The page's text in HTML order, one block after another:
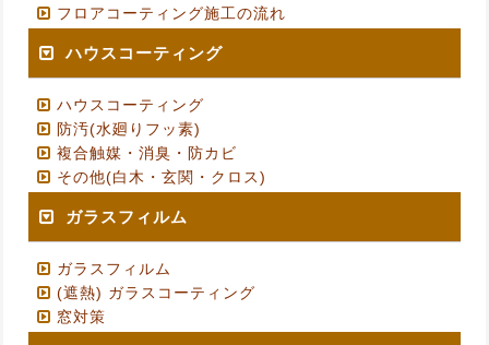
フロアコーティング施工の流れ
ハウスコーティング
ハウスコーティング
防汚(水廻りフッ素)
複合触媒・消臭・防カビ
その他(白木・玄関・クロス)
ガラスフィルム
ガラスフィルム
(遮熱) ガラスコーティング
窓対策